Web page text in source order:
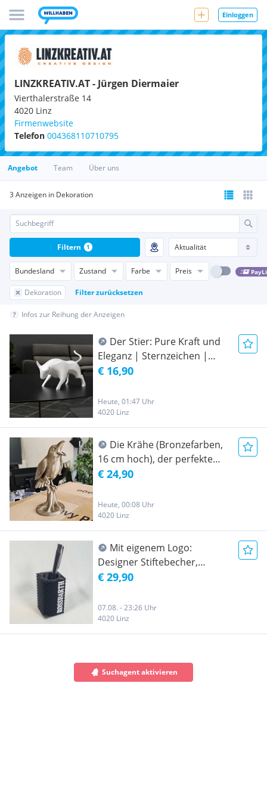
Einloggen
LINZKREATIV.AT - Jürgen Diermaier
Vierthalerstraße 14
4020 Linz
Firmenwebsite
Telefon 004368110710795
Angebot Team Über uns
3 Anzeigen in Dekoration
Bundesland Zustand Farbe Preis
Dekoration Filter zurücksetzen
Filtern 1
Infos zur Reihung der Anzeigen
Der Stier: Pure Kraft und
Eleganz | Sternzeichen |
Individuelle Größe und Farbe
LINZKREATIV
€ 16,90
Heute, 01:47 Uhr
4020 Linz
Die Krähe (Bronzefarben,
16 cm hoch), der perfekte
Grabschmuck für den
€ 24,90
Heute, 00:08 Uhr
4020 Linz
Mit eigenem Logo:
Designer Stiftebecher,
Bleistifthalter, Stifteköcher,
Wunschfarbe | Ein Produkt
von LINZKREATIV
€ 29,90
07.08. - 23:26 Uhr
4020 Linz
Suchagent aktivieren